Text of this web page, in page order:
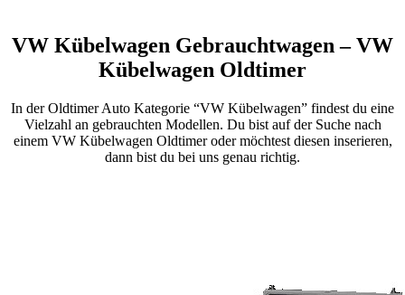
VW Kübelwagen Gebrauchtwagen – VW
Kübelwagen Oldtimer
In der Oldtimer Auto Kategorie “VW Kübelwagen” findest du eine
Vielzahl an gebrauchten Modellen. Du bist auf der Suche nach
einem VW Kübelwagen Oldtimer oder möchtest diesen inserieren,
dann bist du bei uns genau richtig.